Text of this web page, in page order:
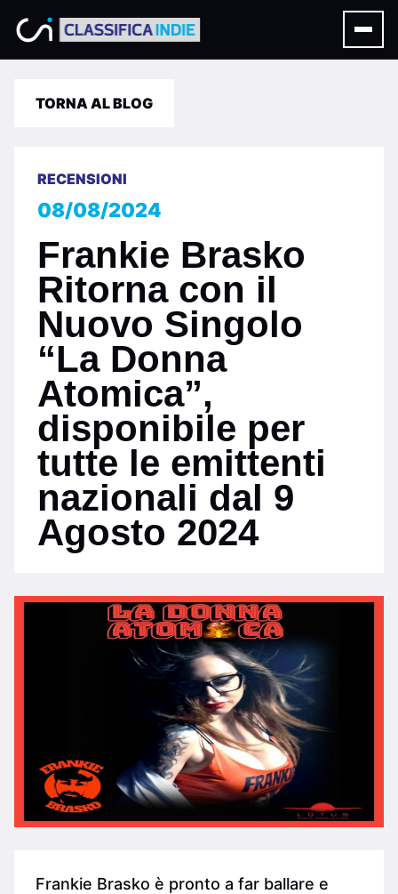
TORNA AL BLOG
RECENSIONI
08/08/2024
Frankie Brasko
Ritorna con il
Nuovo Singolo
“La Donna
Atomica”,
disponibile per
tutte le emittenti
nazionali dal 9
Agosto 2024
Frankie Brasko è pronto a far ballare e